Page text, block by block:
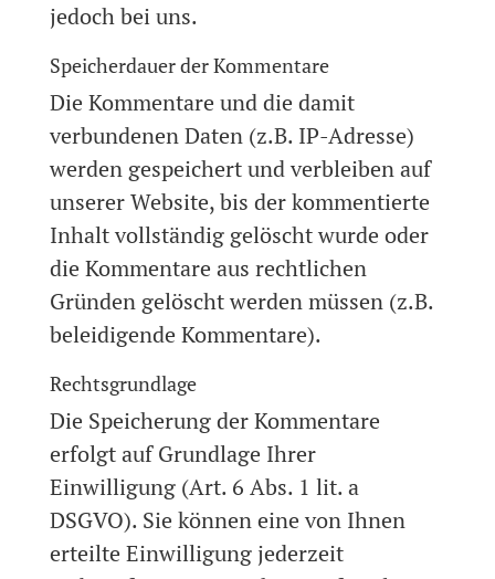
jedoch bei uns.
Speicherdauer der Kommentare
Die Kommentare und die damit
verbundenen Daten (z.B. IP-Adresse)
werden gespeichert und verbleiben auf
unserer Website, bis der kommentierte
Inhalt vollständig gelöscht wurde oder
die Kommentare aus rechtlichen
Gründen gelöscht werden müssen (z.B.
beleidigende Kommentare).
Rechtsgrundlage
Die Speicherung der Kommentare
erfolgt auf Grundlage Ihrer
Einwilligung (Art. 6 Abs. 1 lit. a
DSGVO). Sie können eine von Ihnen
erteilte Einwilligung jederzeit